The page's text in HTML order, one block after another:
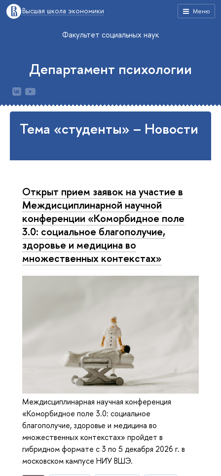
Меню
Высшая школа экономики
Факультет социальных наук
Департамент психологии
Тема «студенты» – Новости
Открыт прием заявок на участие в
Междисциплинарной научной
конференции «Коморбидное поле
3.0: социальное благополучие,
здоровье и медицина во
множественных контекстах»
Междисциплинарная научная конференция
«Коморбидное поле 3.0: социальное
благополучие, здоровье и медицина во
множественных контекстах» пройдет в
гибридном формате с 3 по 5 декабря 2026 г. в
московском кампусе НИУ ВШЭ.